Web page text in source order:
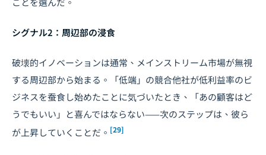
シグナル2：周辺部の浸食
破壊的イノベーションは通常、メインストリーム市場が無視
する周辺部から始まる。「低端」の競合他社が低利益率のビ
ジネスを蚕食し始めたことに気づいたとき、「あの顧客はど
うでもいい」と喜んではならない——次のステップは、彼ら
が上昇していくことだ。 [29]